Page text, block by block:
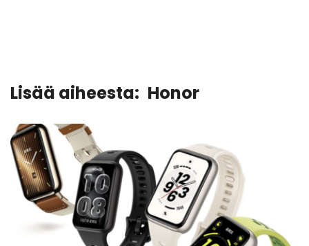
Lisää aiheesta: Honor